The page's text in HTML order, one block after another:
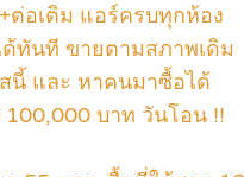
ต่อเติม แอร์ครบทุกห้อง
ด้ทันที ขายตามสภาพเดิม
นี้ และ หาคนมาซื้อได้
บาท วันโอน !!